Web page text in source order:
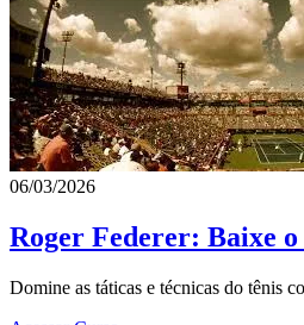
06/03/2026
Roger Federer: Baixe
Domine as táticas e técnicas do tênis